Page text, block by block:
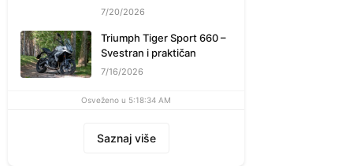
7/20/2026
Triumph Tiger Sport 660 –
Svestran i praktičan
7/16/2026
Osveženo u 5:18:34 AM
Saznaj više